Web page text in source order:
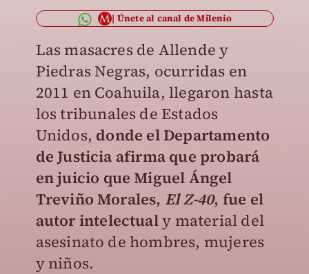
Únete al canal de Milenio
Las masacres de Allende y
Piedras Negras, ocurridas en
2011 en Coahuila, llegaron hasta
los tribunales de Estados
Unidos, donde el Departamento
de Justicia afirma que probará
en juicio que Miguel Ángel
Treviño Morales, El Z-40, fue el
autor intelectualy material del
asesinato de hombres, mujeres
y niños.